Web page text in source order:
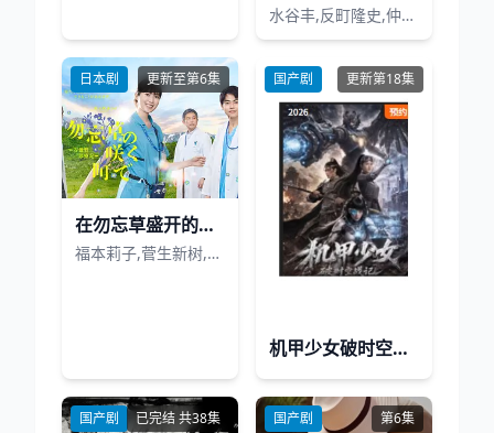
水谷丰,反町隆史,仲间由纪惠,大杉涟
日本剧 更新至第6集
在勿忘草盛开的城镇
福本莉子,菅生新树,吹越满,内藤刚志
国产剧 更新第18集
机甲少女破时空战记
国产剧 已完结 共38集 国产剧 第6集